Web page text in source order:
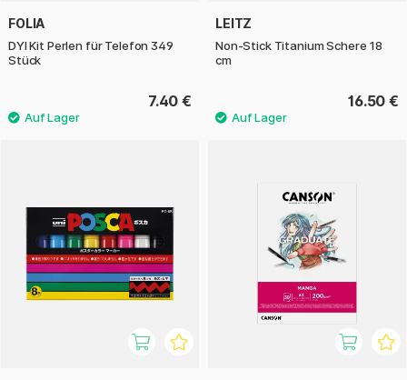
FOLIA
DYI Kit Perlen für Telefon 349
Stück
7.40 €
LEITZ
Non-Stick Titanium Schere 18
cm
16.50 €